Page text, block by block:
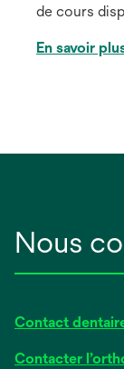
de cours
En savoir
Nous
Contact
Contacter